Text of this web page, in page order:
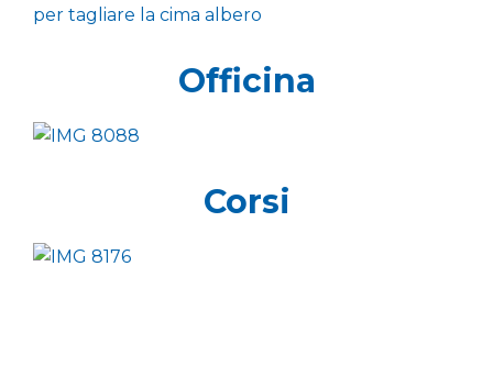
Officina
Corsi